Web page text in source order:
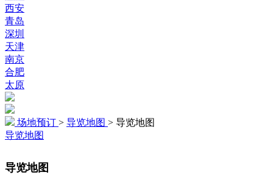
西安
青岛
深圳
天津
南京
合肥
太原
场地预订 > 导览地图 > 导览地图
导览地图
导览地图